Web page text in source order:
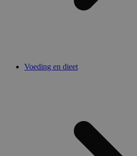
Voeding en dieet